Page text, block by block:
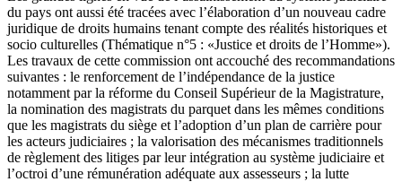
du pays ont aussi été tracées avec l’élaboration d’un nouveau cadre
juridique de droits humains tenant compte des réalités historiques et
socio culturelles (Thématique n°5 : «Justice et droits de l’Homme»).
Les travaux de cette commission ont accouché des recommandations
suivantes : le renforcement de l’indépendance de la justice
notamment par la réforme du Conseil Supérieur de la Magistrature,
la nomination des magistrats du parquet dans les mêmes conditions
que les magistrats du siège et l’adoption d’un plan de carrière pour
les acteurs judiciaires ; la valorisation des mécanismes traditionnels
de règlement des litiges par leur intégration au système judiciaire et
l’octroi d’une rémunération adéquate aux assesseurs ; la lutte